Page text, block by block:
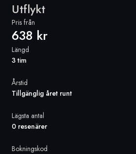
SverigeFrankrike
Danmark
Norge
Utflykt
Pris från
638 kr
Längd
3 tim
Årstid
Tillgänglig året runt
Lägsta antal
0 resenärer
Bokningskod